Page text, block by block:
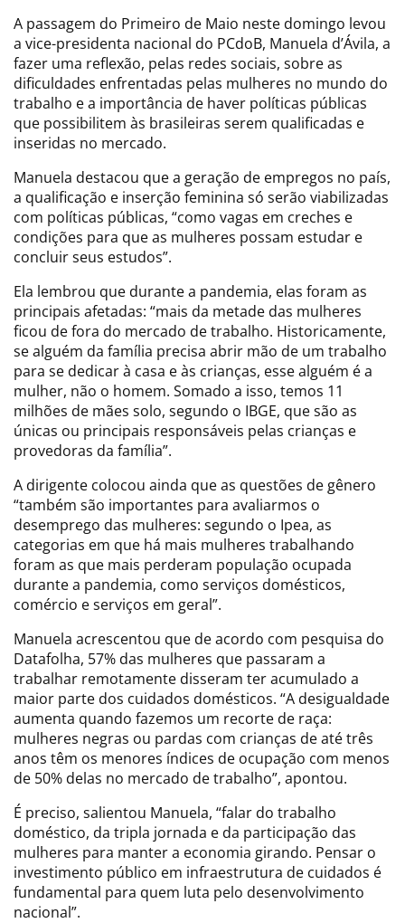
A passagem do Primeiro de Maio neste domingo levou
a vice-presidenta nacional do PCdoB, Manuela d’Ávila, a
fazer uma reflexão, pelas redes sociais, sobre as
dificuldades enfrentadas pelas mulheres no mundo do
trabalho e a importância de haver políticas públicas
que possibilitem às brasileiras serem qualificadas e
inseridas no mercado.
Manuela destacou que a geração de empregos no país,
a qualificação e inserção feminina só serão viabilizadas
com políticas públicas, “como vagas em creches e
condições para que as mulheres possam estudar e
concluir seus estudos”.
Ela lembrou que durante a pandemia, elas foram as
principais afetadas: “mais da metade das mulheres
ficou de fora do mercado de trabalho. Historicamente,
se alguém da família precisa abrir mão de um trabalho
para se dedicar à casa e às crianças, esse alguém é a
mulher, não o homem. Somado a isso, temos 11
milhões de mães solo, segundo o IBGE, que são as
únicas ou principais responsáveis pelas crianças e
provedoras da família”.
A dirigente colocou ainda que as questões de gênero
“também são importantes para avaliarmos o
desemprego das mulheres: segundo o Ipea, as
categorias em que há mais mulheres trabalhando
foram as que mais perderam população ocupada
durante a pandemia, como serviços domésticos,
comércio e serviços em geral”.
Manuela acrescentou que de acordo com pesquisa do
Datafolha, 57% das mulheres que passaram a
trabalhar remotamente disseram ter acumulado a
maior parte dos cuidados domésticos. “A desigualdade
aumenta quando fazemos um recorte de raça:
mulheres negras ou pardas com crianças de até três
anos têm os menores índices de ocupação com menos
de 50% delas no mercado de trabalho”, apontou.
É preciso, salientou Manuela, “falar do trabalho
doméstico, da tripla jornada e da participação das
mulheres para manter a economia girando. Pensar o
investimento público em infraestrutura de cuidados é
fundamental para quem luta pelo desenvolvimento
nacional”.